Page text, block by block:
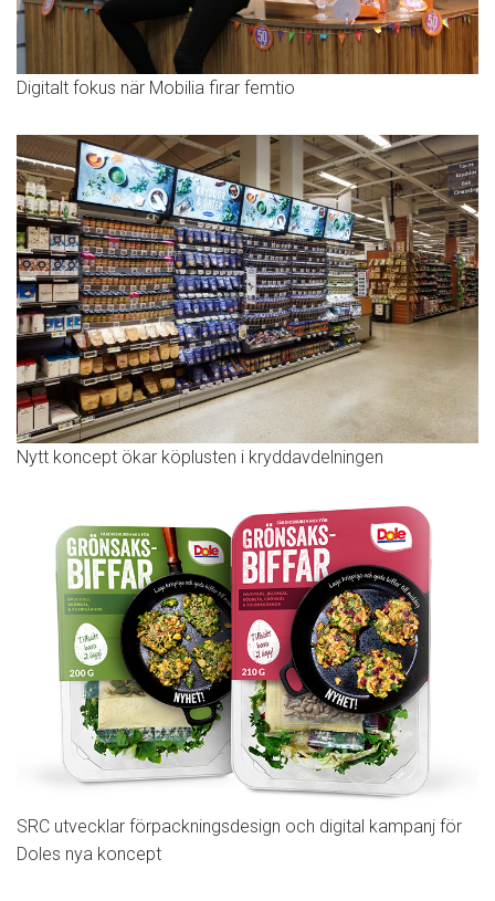
Digitalt fokus när Mobilia firar femtio
Nytt koncept ökar köplusten i kryddavdelningen
SRC utvecklar förpackningsdesign och digital kampanj för
Doles nya koncept